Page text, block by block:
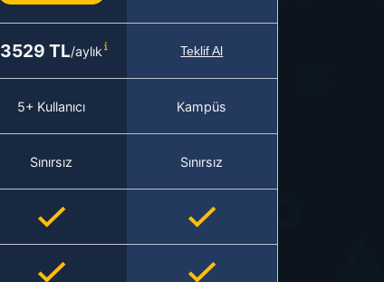
3529 TL/aylık Teklif Al
5+ Kullanıcı Kampüs
Sınırsız Sınırsız